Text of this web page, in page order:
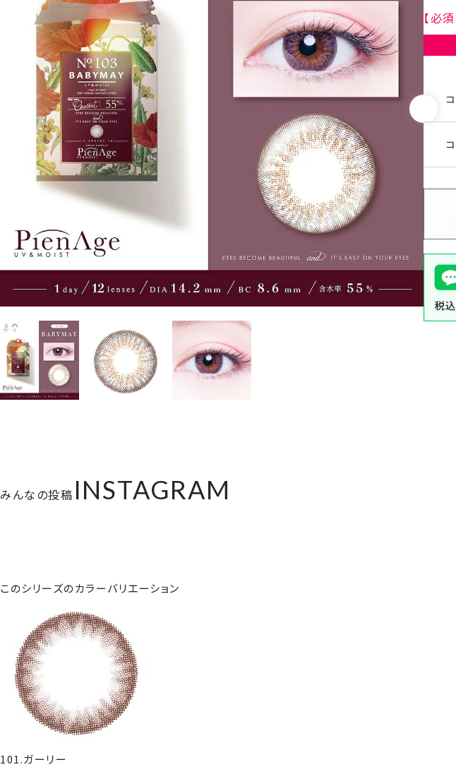
【必須
みんなの投稿 INSTAGRAM
このシリーズのカラーバリエーション
101.ガーリー